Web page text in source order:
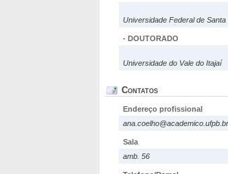
Universidade Federal de Santa
- DOUTORADO
Universidade do Vale do Itajaí
Contatos
Endereço profissional
ana.coelho@academico.ufpb.br
Sala
amb. 56